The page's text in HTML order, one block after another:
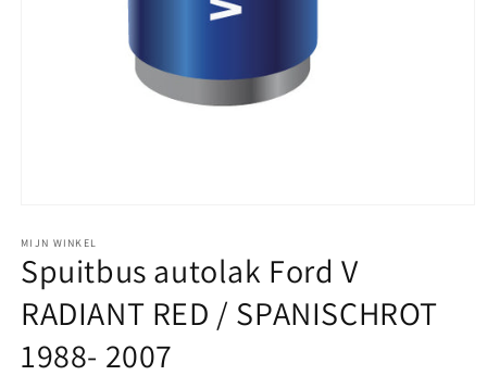
openen
in
modaal
MIJN WINKEL
Spuitbus autolak Ford V
RADIANT RED / SPANISCHROT
1988- 2007